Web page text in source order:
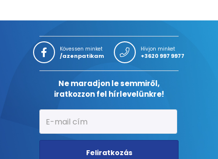
Kövessen minket
/azenpatikam
Hívjon minket
+3620 997 9977
Ne maradjon le semmiről,
iratkozzon fel hírlevelünkre!
Feliratkozás